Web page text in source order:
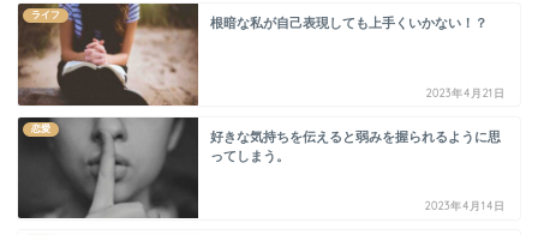
ライフ
根暗な私が自己表現しても上手くいかない！？
2023年4月21日
恋愛
好きな気持ちを伝えると弱みを握られるように思
ってしまう。
2023年4月14日